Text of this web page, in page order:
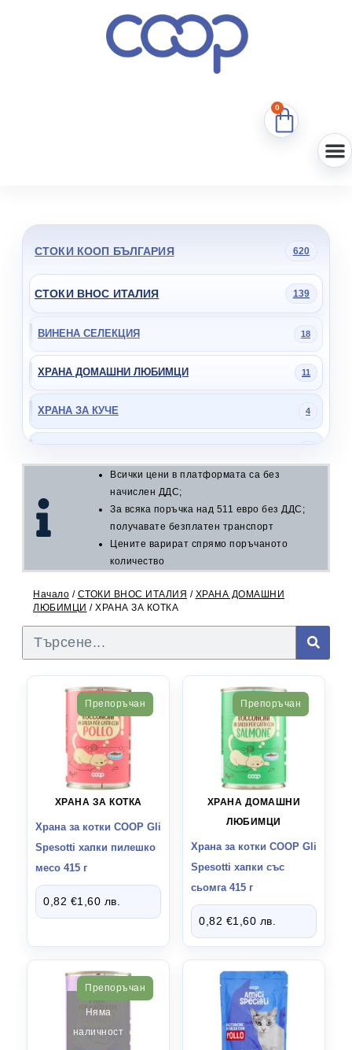
0
СТОКИ КООП БЪЛГАРИЯ 620
СТОКИ ВНОС ИТАЛИЯ 139
ВИНЕНА СЕЛЕКЦИЯ 18
ХРАНА ДОМАШНИ ЛЮБИМЦИ 11
ХРАНА ЗА КУЧЕ 4
БЕЗАЛКОХОЛНИ НАПИТКИ
ЗАХАРНИ ИЗДЕЛИЯ
КОНСЕРВИ 16
ОВКУСИТЕЛИ
БИТОВА ХИМИЯ 45
МАКАРОНЕНИ ИЗДЕЛИЯ
СТОКИ ВНОС ИСПАНИЯ
Всички цени в платформата са без
начислен ДДС;
За всяка поръчка над 511 евро без ДДС;
получавате безплатен транспорт
Цените варират спрямо поръчаното
количество
Начало / СТОКИ ВНОС ИТАЛИЯ / ХРАНА ДОМАШНИ
ЛЮБИМЦИ / ХРАНА ЗА КОТКА
Препоръчан
ХРАНА ЗА КОТКА
Храна за котки СООР Gli
Spesotti хапки пилешко
месо 415 г
0,82 €1,60 лв.
Препоръчан
ХРАНА ДОМАШНИ
ЛЮБИМЦИ
Храна за котки СООР Gli
Spesotti хапки със
сьомга 415 г
0,82 €1,60 лв.
Препоръчан
Няма
наличност